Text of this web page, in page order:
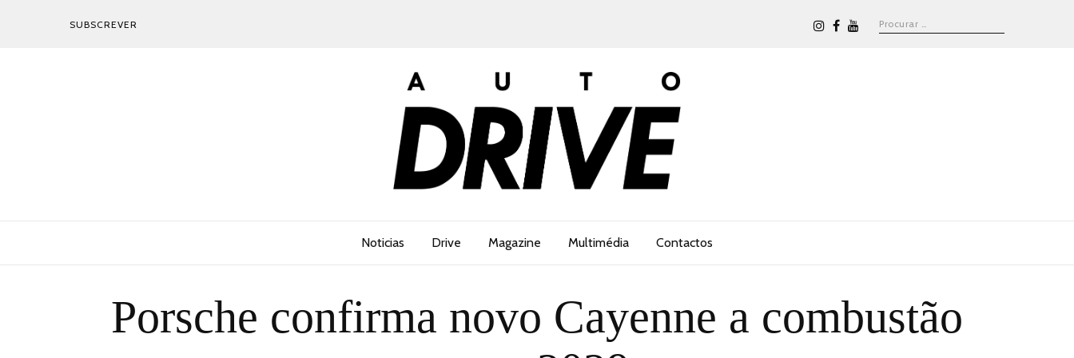
SUBSCREVER
Noticias Drive Magazine Multimédia Contactos
Porsche confirma novo Cayenne a combustão